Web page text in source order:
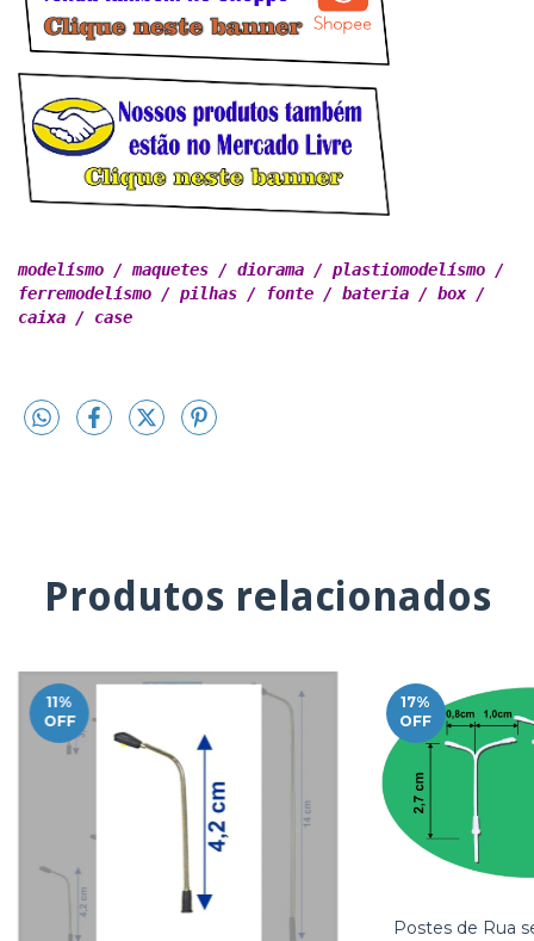
modelísmo / maquetes / diorama / plastiomodelísmo /
ferremodelísmo / pilhas / fonte / bateria / box /
caixa / case
Produtos relacionados
11%
OFF
17%
OFF
Postes de Rua